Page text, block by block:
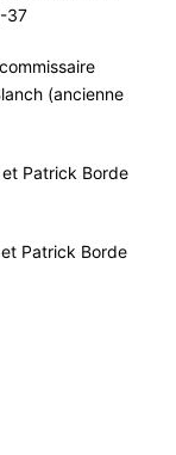
37
(ancienne
Patrick Borde
Patrick Borde